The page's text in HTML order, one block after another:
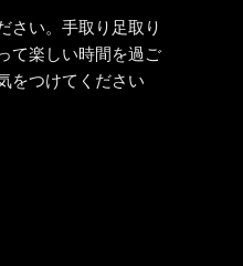
さい。手取り足取り
て楽しい時間を過ご
をつけてください